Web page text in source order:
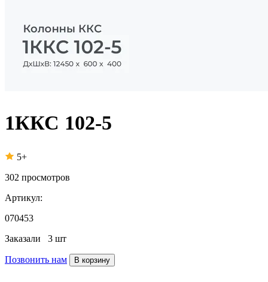
1ККС 102-5
5+
302 просмотров
Артикул:
070453
Заказали 3 шт
Позвонить нам В корзину